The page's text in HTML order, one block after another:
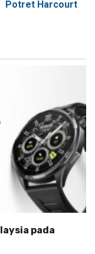
Potret Harcourt
pada